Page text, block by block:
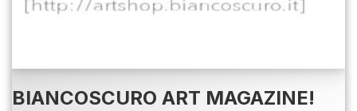
BIANCOSCURO ART MAGAZINE!